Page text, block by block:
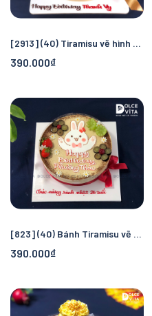
[2913] (40) Tiramisu vẽ hình người que hài hước
390.000₫
[823] (40) Bánh Tiramisu vẽ thỏ
390.000₫